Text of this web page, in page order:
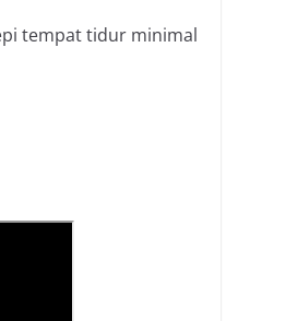
tempat tidur minimal